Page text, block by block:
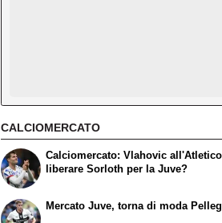
CALCIOMERCATO
Calciomercato: Vlahovic
liberare Sorloth per la Juve?
Mercato Juve, torna di moda